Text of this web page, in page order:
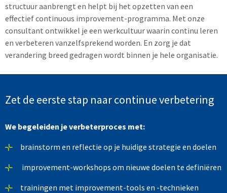
structuur aanbrengt en helpt bij het opzetten van een
effectief continuous improvement-programma. Met onze
consultant ontwikkel je een werkcultuur waarin continu leren
en verbeteren vanzelfsprekend worden. En zorg je dat
verandering breed gedragen wordt binnen je hele organisatie.
Zet de eerste stap naar continue verbetering
We begeleiden je verbeterproces met:
brainstorm en reflectie op je huidige strategie en doelen
improvement-workshops om nieuwe doelen te definiëren
trainingen met improvement-tools en -technieken